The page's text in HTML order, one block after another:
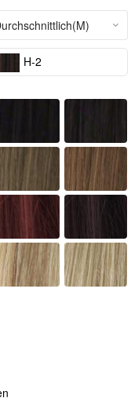
H-2